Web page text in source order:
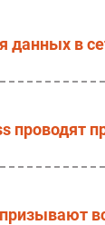
данных в
проводят